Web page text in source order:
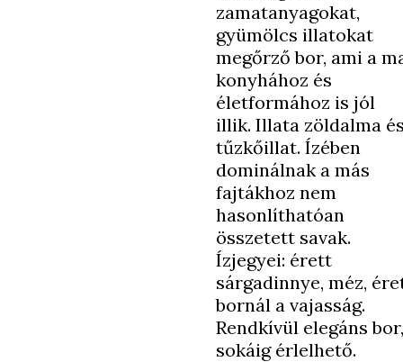
zamatanyagokat,
gyümölcs illatokat
megőrző bor, ami a
konyhához és
életformához is jól
illik. Illata zöldalma
tűzkőillat. Ízében
dominálnak a más
fajtákhoz nem
hasonlíthatóan
összetett savak.
Ízjegyei: érett
sárgadinnye, méz,
bornál a vajasság.
Rendkívül elegáns bor,
sokáig érlelhető.